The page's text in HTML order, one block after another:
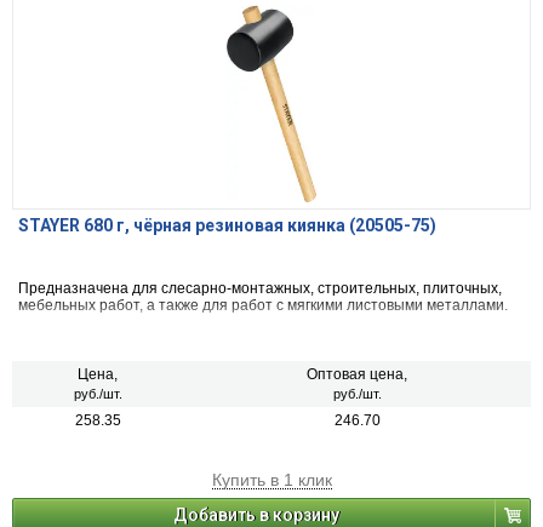
STAYER 680 г, чёрная резиновая киянка (20505-75)
Предназначена для слесарно-монтажных, строительных, плиточных,
мебельных работ, а также для работ с мягкими листовыми металлами.
Цена,
руб./шт.
Оптовая цена,
руб./шт.
258.35 246.70
Купить в 1 клик
Добавить в корзину